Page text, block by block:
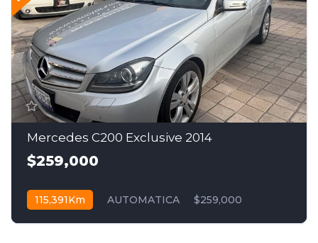
Mercedes C200 Exclusive 2014
$259,000
115,391Km AUTOMATICA $259,000